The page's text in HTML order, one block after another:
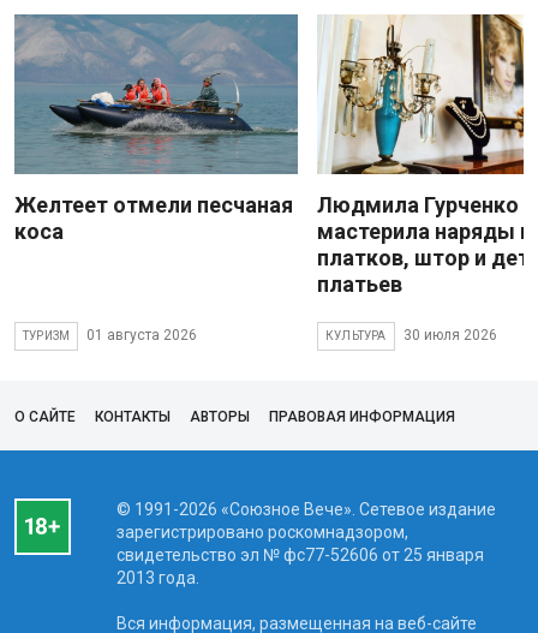
Желтеет отмели песчаная
коса
ТУРИЗМ 01 августа 2026
Людмила Гурченко
мастерила наряды
платков, штор и
платьев
КУЛЬТУРА 30 июля 2026
О САЙТЕ КОНТАКТЫ АВТОРЫ ПРАВОВАЯ ИНФОРМАЦИЯ
© 1991-2026 «Союзное Вече». Сетевое издание
зарегистрировано роскомнадзором,
свидетельство эл № фc77-52606 от 25 января
2013 года.
Вся информация, размещенная на веб-сайте